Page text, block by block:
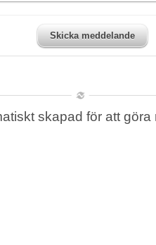
Skicka meddelande
skapad för att göra